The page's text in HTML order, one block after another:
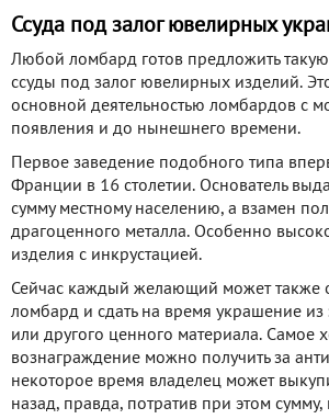
Ссуда под залог ювелирных
Любой ломбард готов предложить такую
ссуды под залог ювелирных изделий.
основной деятельностью ломбардов с
появления и до нынешнего времени.
Первое заведение подобного типа
Франции в 16 столетии. Основатель
сумму местному населению, а взамен
драгоценного металла. Особенно
изделия с инкрустацией.
Сейчас каждый желающий может также
ломбард и сдать на время украшение из
или другого ценного материала. Самое
вознаграждение можно получить за
некоторое время владелец может
назад, правда, потратив при этом